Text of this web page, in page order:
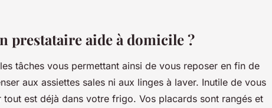
prestataire aide à domicile ?
tâches vous permettant ainsi de vous reposer en fin de
aux assiettes sales ni aux linges à laver. Inutile de vous
est déjà dans votre frigo. Vos placards sont rangés et